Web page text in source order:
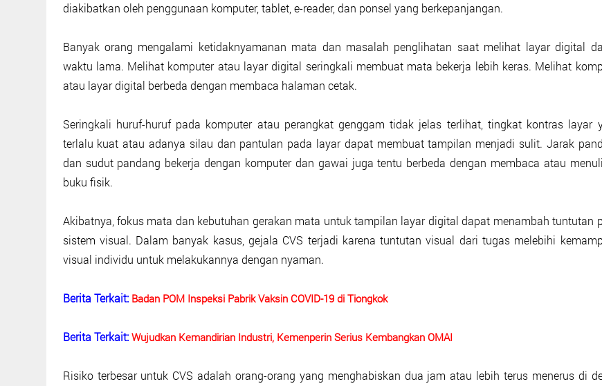
diakibatkan oleh penggunaan komputer, tablet, e-reader, dan ponsel yang berkepanjangan.
Banyak orang mengalami ketidaknyamanan mata dan masalah penglihatan saat melihat layar digital
waktu lama. Melihat komputer atau layar digital seringkali membuat mata bekerja lebih keras. Melihat
atau layar digital berbeda dengan membaca halaman cetak.
Seringkali huruf-huruf pada komputer atau perangkat genggam tidak jelas terlihat, tingkat kontras layar
terlalu kuat atau adanya silau dan pantulan pada layar dapat membuat tampilan menjadi sulit. Jarak
dan sudut pandang bekerja dengan komputer dan gawai juga tentu berbeda dengan membaca atau
buku fisik.
Akibatnya, fokus mata dan kebutuhan gerakan mata untuk tampilan layar digital dapat menambah tuntutan
sistem visual. Dalam banyak kasus, gejala CVS terjadi karena tuntutan visual dari tugas melebihi
visual individu untuk melakukannya dengan nyaman.
Berita Terkait: Badan POM Inspeksi Pabrik Vaksin COVID-19 di Tiongkok
Berita Terkait: Wujudkan Kemandirian Industri, Kemenperin Serius Kembangkan OMAI
Risiko terbesar untuk CVS adalah orang-orang yang menghabiskan dua jam atau lebih terus menerus di